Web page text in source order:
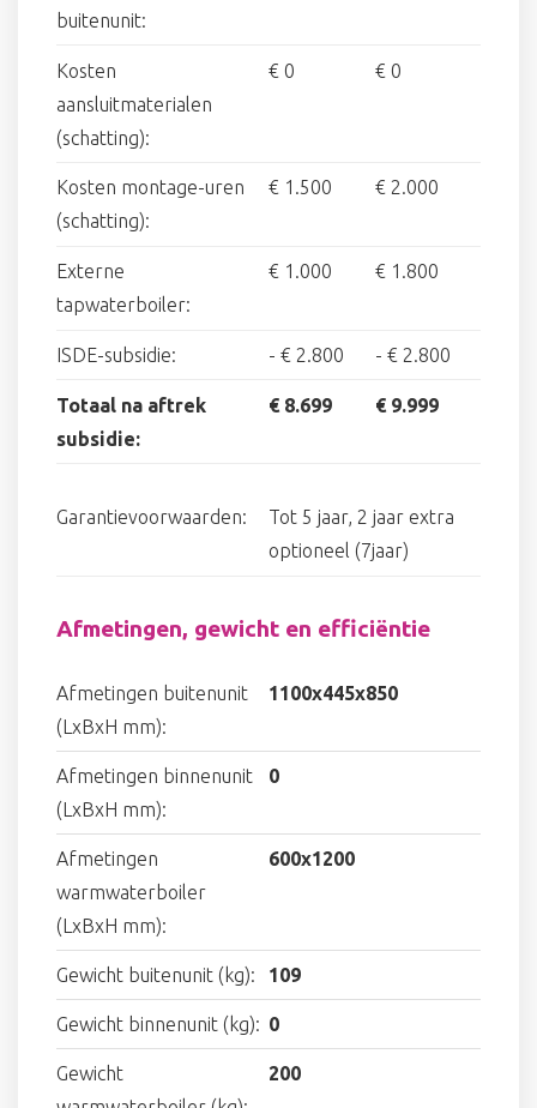
buitenunit:
Kosten
aansluitmaterialen
(schatting):
€ 0 € 0
Kosten montage-uren
(schatting):
€ 1.500 € 2.000
Externe
tapwaterboiler:
€ 1.000 € 1.800
ISDE-subsidie: - € 2.800 - € 2.800
Totaal na aftrek
subsidie:
€ 8.699 € 9.999
Garantievoorwaarden:
Tot 5 jaar, 2 jaar extra
optioneel (7jaar)
Afmetingen, gewicht en efficiëntie
Afmetingen buitenunit
(LxBxH mm):
1100x445x850
Afmetingen binnenunit
(LxBxH mm):
0
Afmetingen
warmwaterboiler
(LxBxH mm):
600x1200
Gewicht buitenunit (kg): 109
Gewicht binnenunit (kg): 0
Gewicht
200